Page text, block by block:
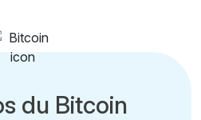
du Bitcoin